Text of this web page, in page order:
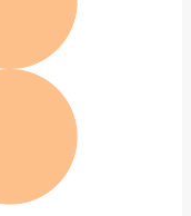
BORK